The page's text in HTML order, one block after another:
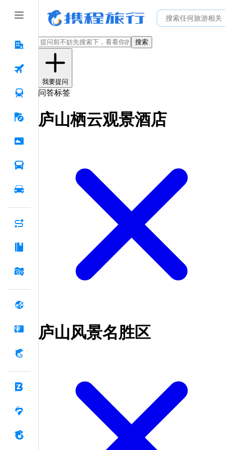
搜索
我要提问
问答标签
庐山栖云观景酒店
庐山风景名胜区